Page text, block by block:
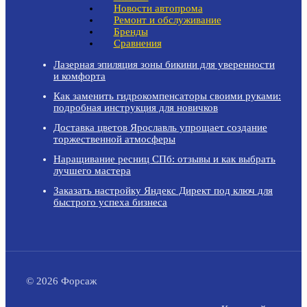
Новости автопрома
Ремонт и обслуживание
Бренды
Сравнения
Лазерная эпиляция зоны бикини для уверенности
и комфорта
Как заменить гидрокомпенсаторы своими руками:
подробная инструкция для новичков
Доставка цветов Ярославль упрощает создание
торжественной атмосферы
Наращивание ресниц СПб: отзывы и как выбрать
лучшего мастера
Заказать настройку Яндекс Директ под ключ для
быстрого успеха бизнеса
© 2026 Форсаж